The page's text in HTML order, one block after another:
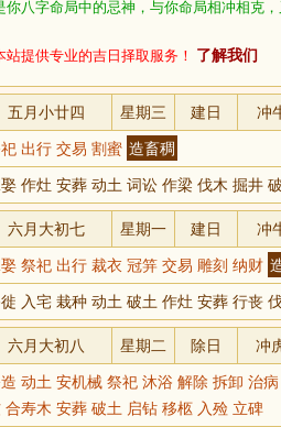
你八字命局中的忌神，与你命局相冲相克
提供专业的吉日择取服务！ 了解我们
五月小廿四 星期三 建日 冲
出行 交易 割蜜 造畜稠
作灶 安葬 动土 词讼 作梁 伐木 掘井
六月大初七 星期一 建日 冲
祭祀 出行 裁衣 冠笄 交易 雕刻 纳财
入宅 栽种 动土 破土 作灶 安葬 行丧
六月大初八 星期二 除日 冲
动土 安机械 祭祀 沐浴 解除 拆卸 治
合寿木 安葬 破土 启钻 移柩 入殓 立碑